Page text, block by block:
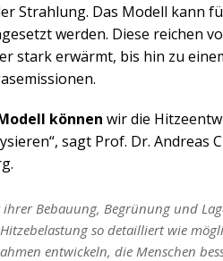
Strahlung. Das Modell kann
werden. Diese reichen
stark erwärmt, bis hin zu
können wir die
sagt Prof. Dr. Andreas
Bebauung, Begrünung und
so detailliert wie
entwickeln, die Menschen